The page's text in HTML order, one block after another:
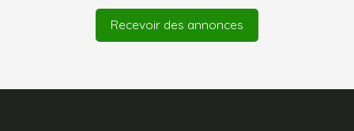
Recevoir des annonces